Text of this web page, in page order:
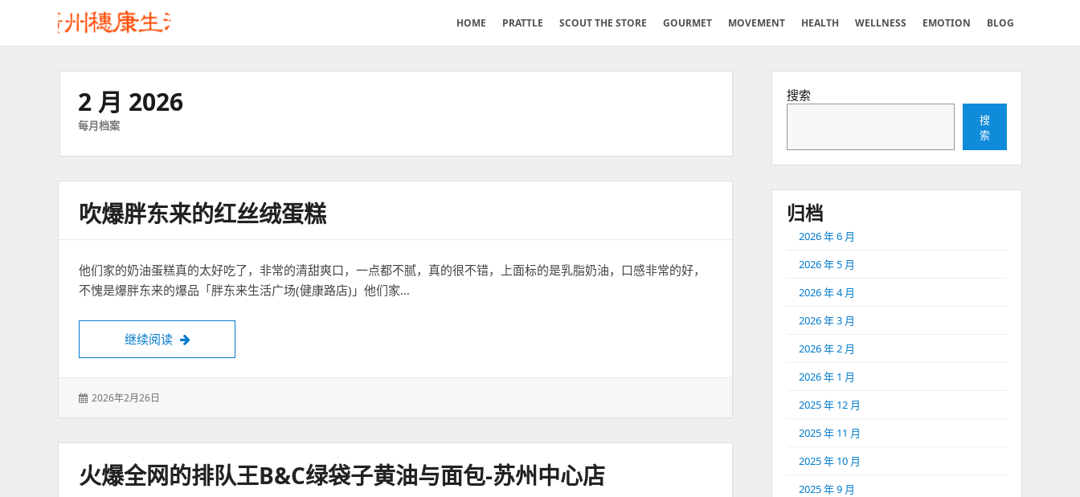
HOME PRATTLE SCOUT THE STORE GOURMET MOVEMENT HEALTH WELLNESS EMOTION BLOG
2 月 2026
每月档案
吹爆胖东来的红丝绒蛋糕
他们家的奶油蛋糕真的太好吃了，非常的清甜爽口，一点都不腻，真的很不错，上面标的是乳脂奶油，口感非常的好，
不愧是爆胖东来的爆品「胖东来生活广场(健康路店)」他们家…
继续阅读 吹爆胖东来的红丝绒蛋糕
发
2026年2月26日
火爆全网的排队王B&C绿袋子黄油与面包-苏州中心店
搜索
搜
索
归档
2026 年 6 月
2026 年 5 月
2026 年 4 月
2026 年 3 月
2026 年 2 月
2026 年 1 月
2025 年 12 月
2025 年 11 月
2025 年 10 月
2025 年 9 月